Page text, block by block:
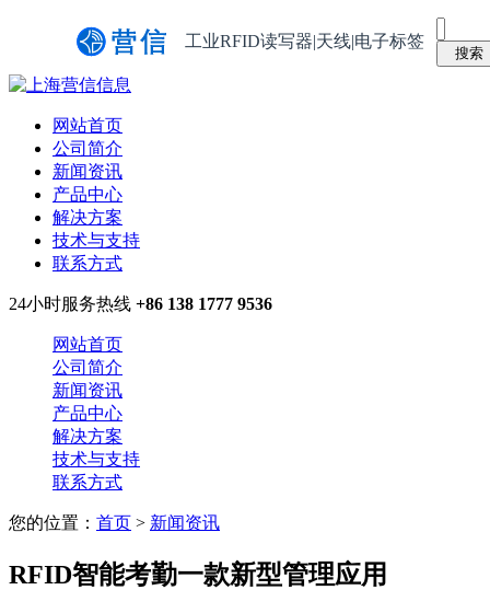
工业RFID读写器|天线|电子标签
网站首页
公司简介
新闻资讯
产品中心
解决方案
技术与支持
联系方式
24小时服务热线 +86 138 1777 9536
网站首页
公司简介
新闻资讯
产品中心
解决方案
技术与支持
联系方式
您的位置： 首页 > 新闻资讯
RFID智能考勤一款新型管理应用